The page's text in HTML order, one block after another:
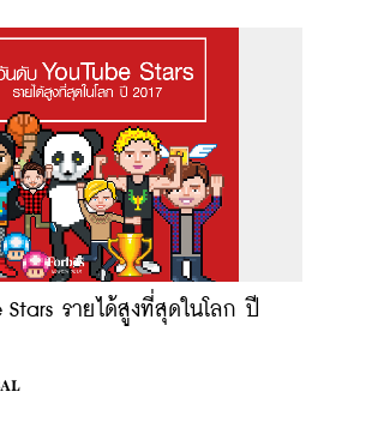
รายได้สูงที่สุดในโลก ปี